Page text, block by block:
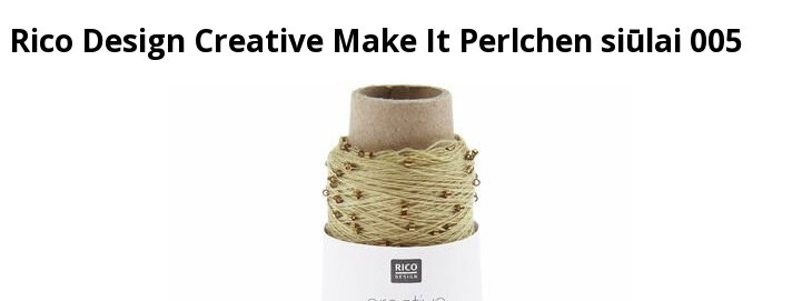
Rico Design Creative Make It Perlchen siūlai 005